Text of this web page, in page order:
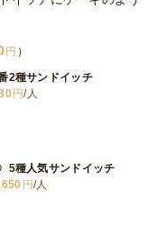
円
2種サンドイッチ
円/人
5種人気サンドイッチ
円/人